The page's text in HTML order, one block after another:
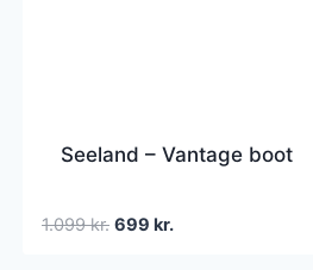
Seeland – Vantage boot
1.099kr. Den
699 kr.Den